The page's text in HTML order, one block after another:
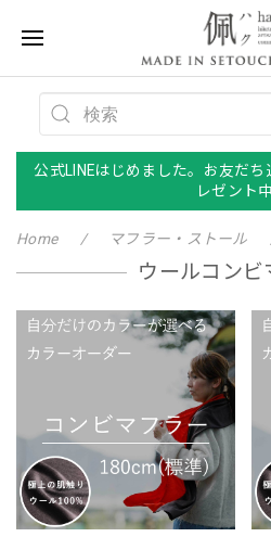
公式LINEはじめました。お友だ
レゼント
Home マフラー・ストール
ウールコンビ